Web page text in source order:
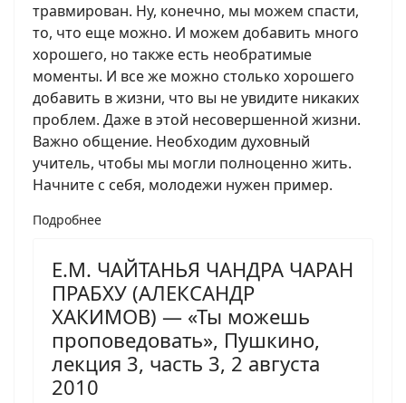
травмирован. Ну, конечно, мы можем спасти,
то, что еще можно. И можем добавить много
хорошего, но также есть необратимые
моменты. И все же можно столько хорошего
добавить в жизни, что вы не увидите никаких
проблем. Даже в этой несовершенной жизни.
Важно общение. Необходим духовный
учитель, чтобы мы могли полноценно жить.
Начните с себя, молодежи нужен пример.
Подробнее
Е.М. ЧАЙТАНЬЯ ЧАНДРА ЧАРАН
ПРАБХУ (АЛЕКСАНДР
ХАКИМОВ) — «Ты можешь
проповедовать», Пушкино,
лекция 3, часть 3, 2 августа
2010